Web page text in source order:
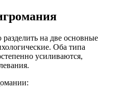
на две основные
Оба типа
усиливаются,